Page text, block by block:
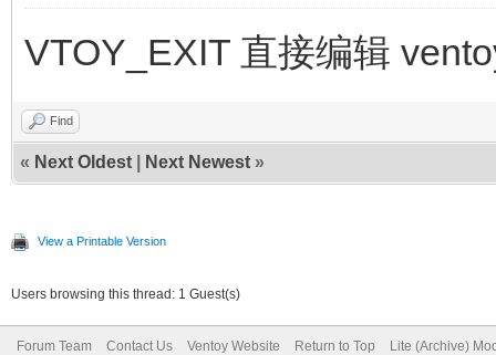
VTOY_EXIT 直接编辑
Find
« Next Oldest Next Newest »
View a Printable Version
Users browsing this thread: 1 Guest(s)
Forum Team Contact Us Ventoy Website Return to Top Lite (Archive)